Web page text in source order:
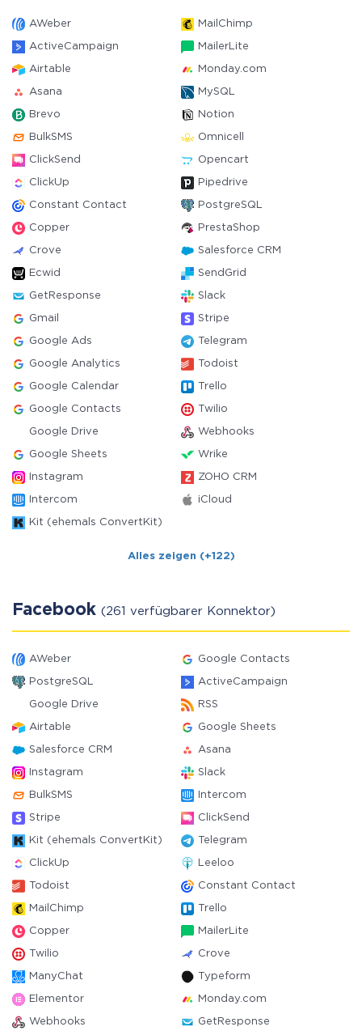
AWeber MailChimp
ActiveCampaign MailerLite
Airtable Monday.com
Asana MySQL
Brevo Notion
BulkSMS Omnicell
ClickSend Opencart
ClickUp Pipedrive
Constant Contact PostgreSQL
Copper PrestaShop
Crove Salesforce CRM
Ecwid SendGrid
GetResponse Slack
Gmail Stripe
Google Ads Telegram
Google Analytics Todoist
Google Calendar Trello
Google Contacts Twilio
Google Drive Webhooks
Google Sheets Wrike
Instagram ZOHO CRM
Intercom iCloud
Kit (ehemals ConvertKit)
Alles zeigen (+122)
Facebook (261 verfügbarer Konnektor)
AWeber Google Contacts
PostgreSQL ActiveCampaign
Google Drive RSS
Airtable Google Sheets
Salesforce CRM Asana
Instagram Slack
BulkSMS Intercom
Stripe ClickSend
Kit (ehemals ConvertKit) Telegram
ClickUp Leeloo
Todoist Constant Contact
MailChimp Trello
Copper MailerLite
Twilio Crove
ManyChat Typeform
Elementor Monday.com
Webhooks GetResponse